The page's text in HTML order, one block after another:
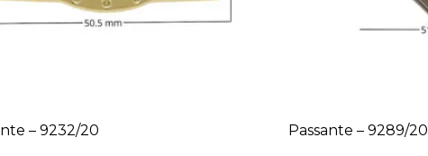
– 9232/20 Passante – 9289/20